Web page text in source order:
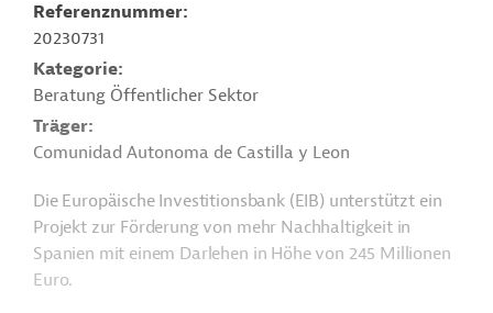
Referenznummer
20230731
Kategorie
Beratung Öffentlicher Sektor
Träger
Comunidad Autonoma de Castilla y Leon
Die Europäische Investitionsbank (EIB) unterstützt ein
Projekt zur Förderung von mehr Nachhaltigkeit in
Spanien mit einem Darlehen in Höhe von 245 Millionen
Euro.